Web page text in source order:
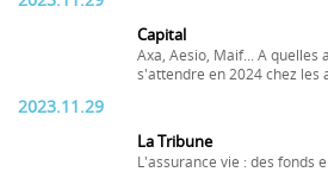
Capital
Axa, Aesio, Maif... A quelles
s'attendre en 2024 chez les
2023.11.29
La Tribune
L'assurance vie : des fonds